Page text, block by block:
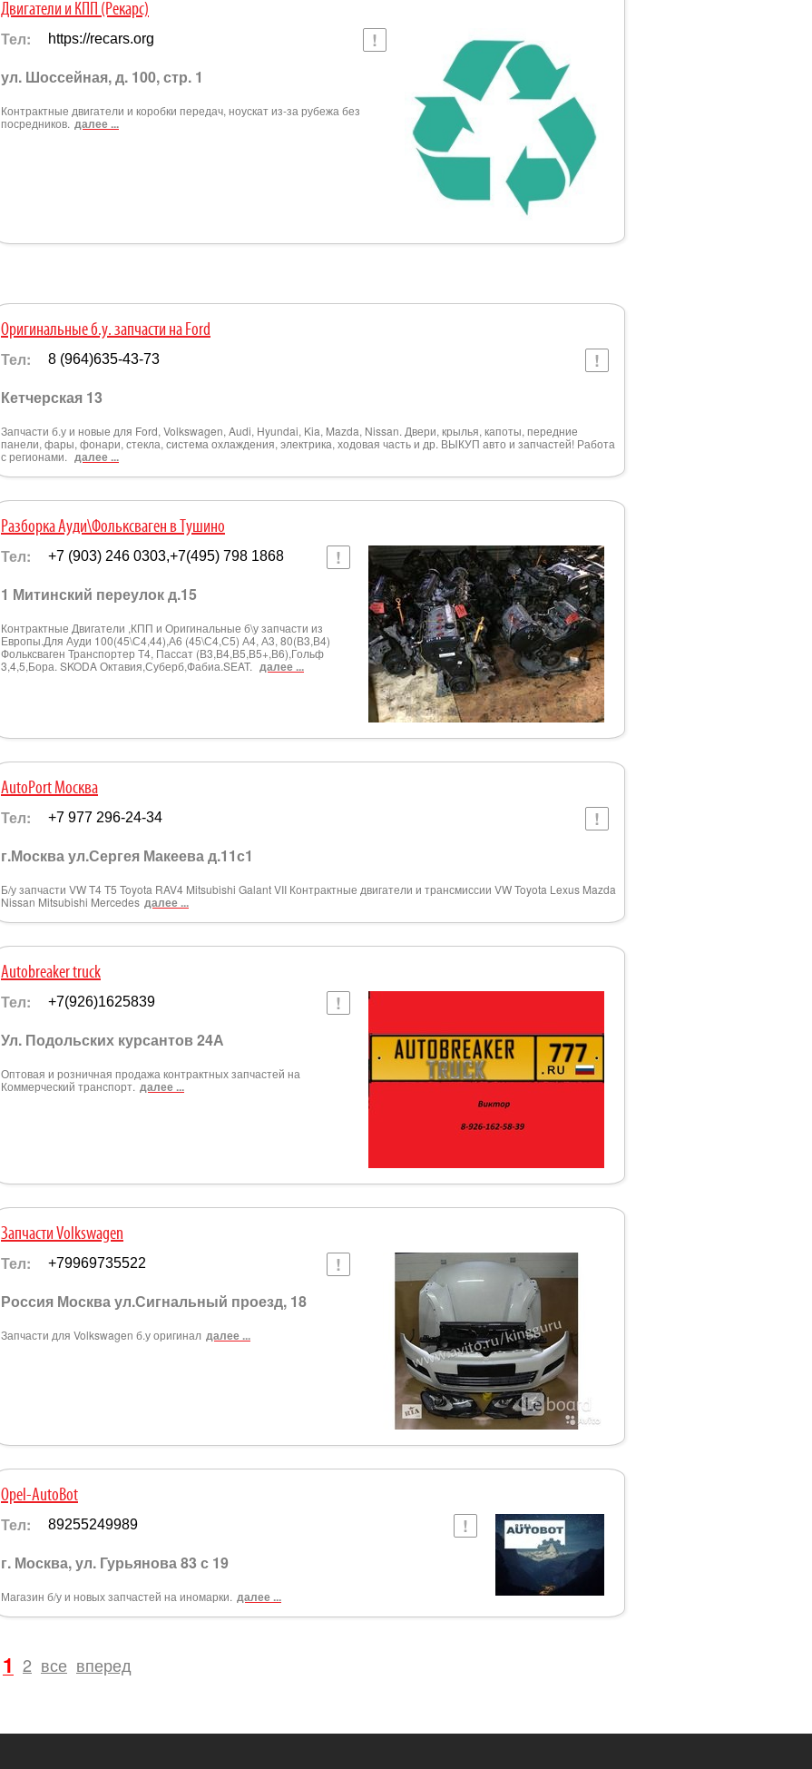
Двигатели и КПП (Рекарс)
Тел: https://recars.org
ул. Шоссейная, д. 100, стр. 1
Контрактные двигатели и коробки передач, ноускат из-за рубежа без
посредников. далее ...
Оригинальные б.у. запчасти на Ford
Тел: 8 (964)635-43-73
Кетчерская 13
Запчасти б.у и новые для Ford, Volkswagen, Audi, Hyundai, Kia, Mazda, Nissan. Двери, крылья, капоты, передние
панели, фары, фонари, стекла, система охлаждения, электрика, ходовая часть и др. ВЫКУП авто и запчастей! Работа
с регионами. далее ...
Разборка Ауди\Фольксваген в Тушино
Тел: +7 (903) 246 0303,+7(495) 798 1868
1 Митинский переулок д.15
Контрактные Двигатели ,КПП и Оригинальные б\у запчасти из
Европы.Для Ауди 100(45\С4,44),А6 (45\С4,С5) А4, А3, 80(В3,В4)
Фольксваген Транспортер Т4, Пассат (В3,В4,В5,В5+,В6),Гольф
3,4,5,Бора. SKODA Октавия,Суберб,Фабиа.SEAT. далее ...
AutoPort Москва
Тел: +7 977 296-24-34
г.Москва ул.Сергея Макеева д.11с1
Б/у запчасти VW T4 T5 Toyota RAV4 Mitsubishi Galant VII Контрактные двигатели и трансмиссии VW Toyota Lexus Mazda
Nissan Mitsubishi Mercedes далее ...
Autobreaker truck
Тел: +7(926)1625839
Ул. Подольских курсантов 24А
Оптовая и розничная продажа контрактных запчастей на
Коммерческий транспорт. далее ...
Запчасти Volkswagen
Тел: +79969735522
Россия Москва ул.Сигнальный проезд, 18
Запчасти для Volkswagen б.у оригинал далее ...
Opel-AutoBot
Тел: 89255249989
г. Москва, ул. Гурьянова 83 с 19
Магазин б/у и новых запчастей на иномарки. далее ...
1 2 все вперед